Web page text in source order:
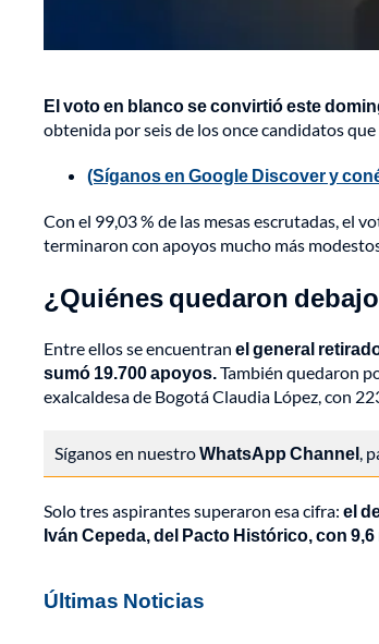
El voto en blanco se convirtió este
obtenida por seis de los once candidatos que
(Síganos en Google Discover y
Con el 99,03 % de las mesas escrutadas, el
terminaron con apoyos mucho más
¿Quiénes quedaron
Entre ellos se encuentran el general
sumó 19.700 apoyos. También quedaron
exalcaldesa de Bogotá Claudia López, con
Síganos en nuestroWhatsApp Channel ,
Solo tres aspirantes superaron esa cifra: el
Iván Cepeda, del Pacto Histórico, con
Últimas Noticias